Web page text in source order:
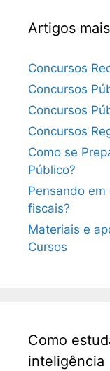
Artigos
Concursos
Concursos
Concursos
Concursos
Como se
Público?
Pensando
fiscais?
Materiais e
Cursos
Como
inteligência